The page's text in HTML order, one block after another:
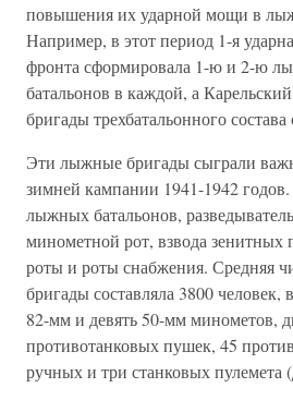
повышения их ударной мощи в
Например, в этот период 1-я
фронта сформировала 1-ю и 2-ю
батальонов в каждой, а
бригады трехбатальонного
Эти лыжные бригады сыграли
зимней кампании 1941-1942
лыжных батальонов,
минометной рот, взвода зенитных
роты и роты снабжения. Средняя
бригады составляла 3800
82-мм и девять 50-мм минометов,
противотанковых пушек, 45
ручных и три станковых